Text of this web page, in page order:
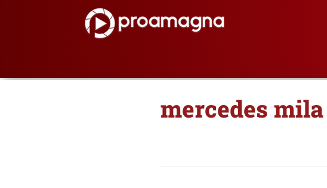
mercedes mila